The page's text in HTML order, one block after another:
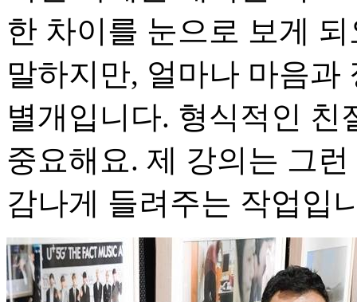
한 차이를 눈으로 보게
말하지만, 얼마나 마음
별개입니다. 형식적인
중요해요. 제 강의는 그
감나게 들려주는 작업입